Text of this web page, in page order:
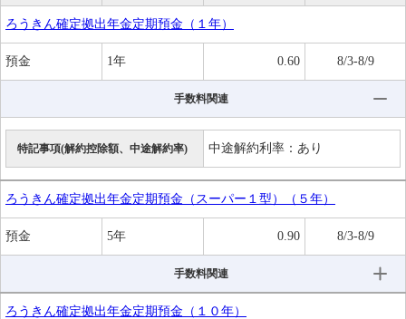
ろうきん確定拠出年金定期預金（１年）
預金 1年 0.60 8/3-8/9
手数料関連
特記事項(解約控除額、中途解約率) 中途解約利率：あり
ろうきん確定拠出年金定期預金（スーパー１型）（５年）
預金 5年 0.90 8/3-8/9
手数料関連
ろうきん確定拠出年金定期預金（１０年）